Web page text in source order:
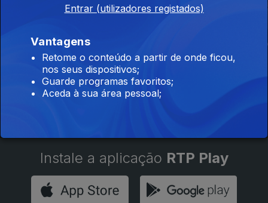
O Julgamento
Resistir? A Saúde
da Democracia no
Século XXI
Lucy
Investiga
Instale a aplicação RTP Play
Entrar (utilizadores registados)
Vantagens
Retome o conteúdo a partir de onde ficou,
nos seus dispositivos;
Guarde programas favoritos;
Aceda à sua área pessoal;